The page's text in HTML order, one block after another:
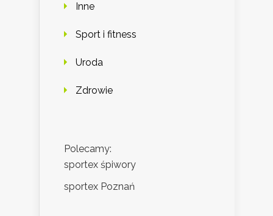
Inne
Sport i fitness
Uroda
Zdrowie
Polecamy:
sportex śpiwory
sportex Poznań